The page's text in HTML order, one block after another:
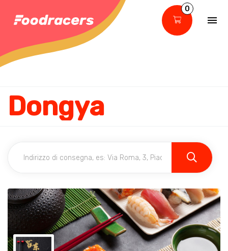
0
Dongya